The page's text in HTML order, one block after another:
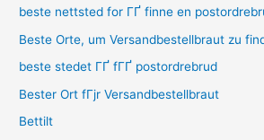
beste nettsted for ГҐ finne en
Beste Orte, um Versandbestellbraut zu
beste stedet ГҐ fГҐ postordrebrud
Bester Ort fГјr Versandbestellbraut
Bettilt